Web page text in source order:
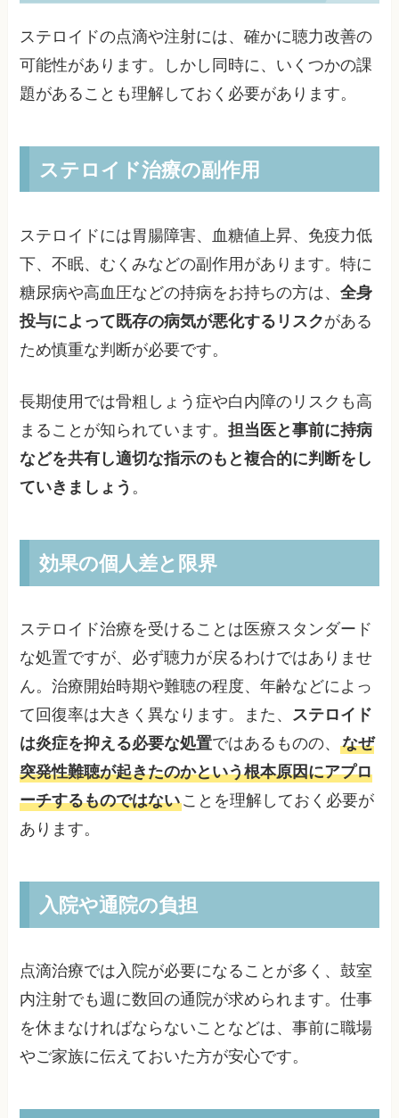
ステロイドの点滴や注射には、確かに聴力改善の
可能性があります。しかし同時に、いくつかの課
題があることも理解しておく必要があります。
ステロイド治療の副作用
ステロイドには胃腸障害、血糖値上昇、免疫力低
下、不眠、むくみなどの副作用があります。特に
糖尿病や高血圧などの持病をお持ちの方は、全身
投与によって既存の病気が悪化するリスクがある
ため慎重な判断が必要です。
長期使用では骨粗しょう症や白内障のリスクも高
まることが知られています。担当医と事前に持病
などを共有し適切な指示のもと複合的に判断をし
ていきましょう 。
効果の個人差と限界
ステロイド治療を受けることは医療スタンダード
な処置ですが、必ず聴力が戻るわけではありませ
ん。治療開始時期や難聴の程度、年齢などによっ
て回復率は大きく異なります。また、 ステロイド
は炎症を抑える必要な処置ではあるものの、なぜ
突発性難聴が起きたのかという根本原因にアプロ
ーチするものではないことを理解しておく必要が
あります。
入院や通院の負担
点滴治療では入院が必要になることが多く、鼓室
内注射でも週に数回の通院が求められます。仕事
を休まなければならないことなどは、事前に職場
やご家族に伝えておいた方が安心です。